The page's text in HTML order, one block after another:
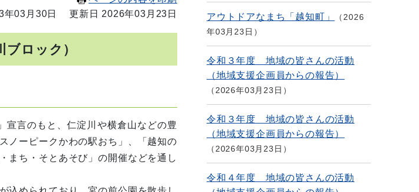
年03月30日
更新日 2026年03月23日
ロック）
宣言のもと、仁淀川や横倉山などの豊
ノーピークかわの駅おち」、「越知の
まち・そとあそび」の開催などを通し
アウトドアなまち「越知町」
2026
年03月23日
令和３年度 地域の皆さんの活動
（地域支援企画員からの報告）
2026年03月23日
令和３年度 地域の皆さんの活動
（地域支援企画員からの報告）
2026年03月23日
令和４年度 地域の皆さんの活動